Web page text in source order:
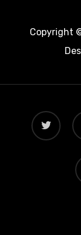
Copyright
twitter